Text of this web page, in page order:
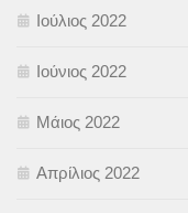
Ιούλιος 2022
Ιούνιος 2022
Μάιος 2022
Απρίλιος 2022